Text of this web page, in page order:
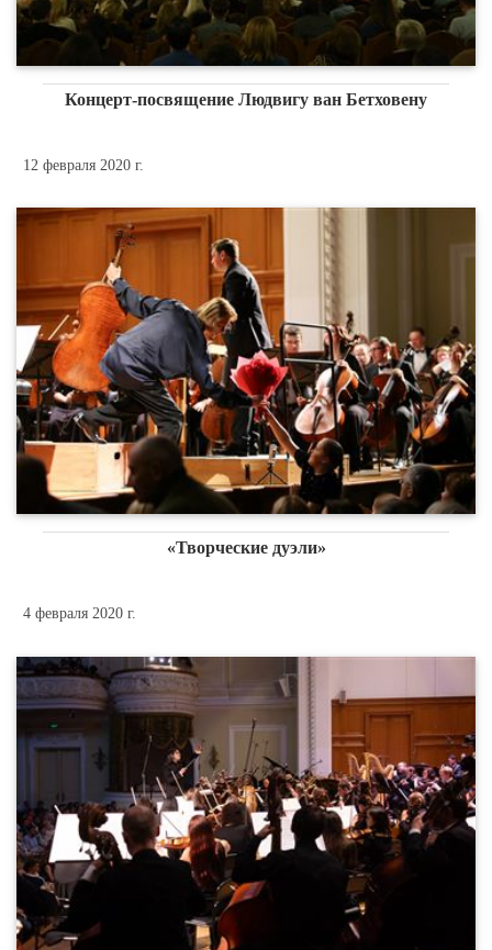
Концерт-посвящение Людвигу ван Бетховену
12 февраля 2020 г.
«Творческие дуэли»
4 февраля 2020 г.